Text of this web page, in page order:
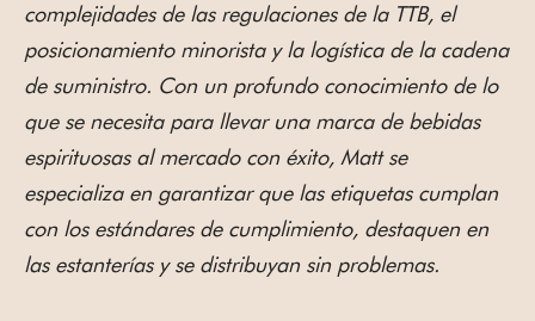
complejidades de las regulaciones de la TTB, el
posicionamiento minorista y la logística de la cadena
de suministro. Con un profundo conocimiento de lo
que se necesita para llevar una marca de bebidas
espirituosas al mercado con éxito, Matt se
especializa en garantizar que las etiquetas cumplan
con los estándares de cumplimiento, destaquen en
las estanterías y se distribuyan sin problemas.